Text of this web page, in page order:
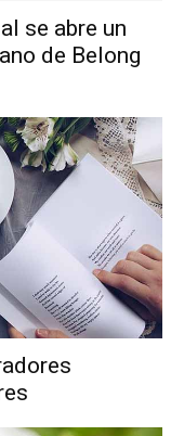
se abre un
de Belong